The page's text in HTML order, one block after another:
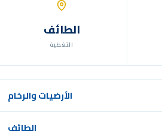
الطائف
التغطية
الأرضيات والرخام
الطائف